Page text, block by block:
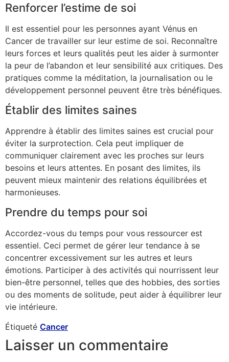
Renforcer l’estime de soi
Il est essentiel pour les personnes ayant Vénus en
Cancer de travailler sur leur estime de soi. Reconnaître
leurs forces et leurs qualités peut les aider à surmonter
la peur de l’abandon et leur sensibilité aux critiques. Des
pratiques comme la méditation, la journalisation ou le
développement personnel peuvent être très bénéfiques.
Établir des limites saines
Apprendre à établir des limites saines est crucial pour
éviter la surprotection. Cela peut impliquer de
communiquer clairement avec les proches sur leurs
besoins et leurs attentes. En posant des limites, ils
peuvent mieux maintenir des relations équilibrées et
harmonieuses.
Prendre du temps pour soi
Accordez-vous du temps pour vous ressourcer est
essentiel. Ceci permet de gérer leur tendance à se
concentrer excessivement sur les autres et leurs
émotions. Participer à des activités qui nourrissent leur
bien-être personnel, telles que des hobbies, des sorties
ou des moments de solitude, peut aider à équilibrer leur
vie intérieure.
Étiqueté Cancer
Laisser un commentaire